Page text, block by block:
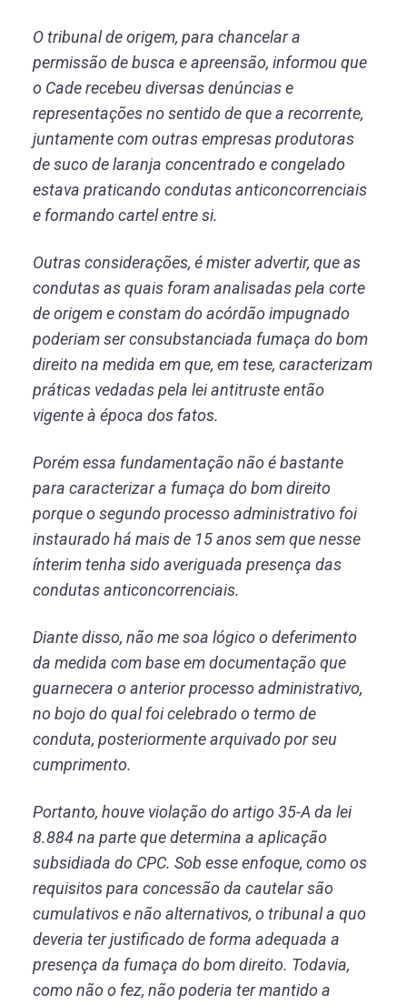
O tribunal de origem, para chancelar a
permissão de busca e apreensão, informou que
o Cade recebeu diversas denúncias e
representações no sentido de que a recorrente,
juntamente com outras empresas produtoras
de suco de laranja concentrado e congelado
estava praticando condutas anticoncorrenciais
e formando cartel entre si.
Outras considerações, é mister advertir, que as
condutas as quais foram analisadas pela corte
de origem e constam do acórdão impugnado
poderiam ser consubstanciada fumaça do bom
direito na medida em que, em tese, caracterizam
práticas vedadas pela lei antitruste então
vigente à época dos fatos.
Porém essa fundamentação não é bastante
para caracterizar a fumaça do bom direito
porque o segundo processo administrativo foi
instaurado há mais de 15 anos sem que nesse
ínterim tenha sido averiguada presença das
condutas anticoncorrenciais.
Diante disso, não me soa lógico o deferimento
da medida com base em documentação que
guarnecera o anterior processo administrativo,
no bojo do qual foi celebrado o termo de
conduta, posteriormente arquivado por seu
cumprimento.
Portanto, houve violação do artigo 35-A da lei
8.884 na parte que determina a aplicação
subsidiada do CPC. Sob esse enfoque, como os
requisitos para concessão da cautelar são
cumulativos e não alternativos, o tribunal a quo
deveria ter justificado de forma adequada a
presença da fumaça do bom direito. Todavia,
como não o fez, não poderia ter mantido a